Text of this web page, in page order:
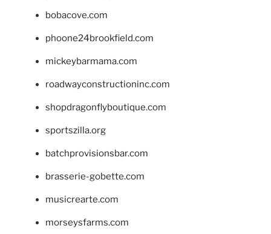
bobacove.com
phoone24brookfield.com
mickeybarmama.com
roadwayconstructioninc.com
shopdragonflyboutique.com
sportszilla.org
batchprovisionsbar.com
brasserie-gobette.com
musicrearte.com
morseysfarms.com